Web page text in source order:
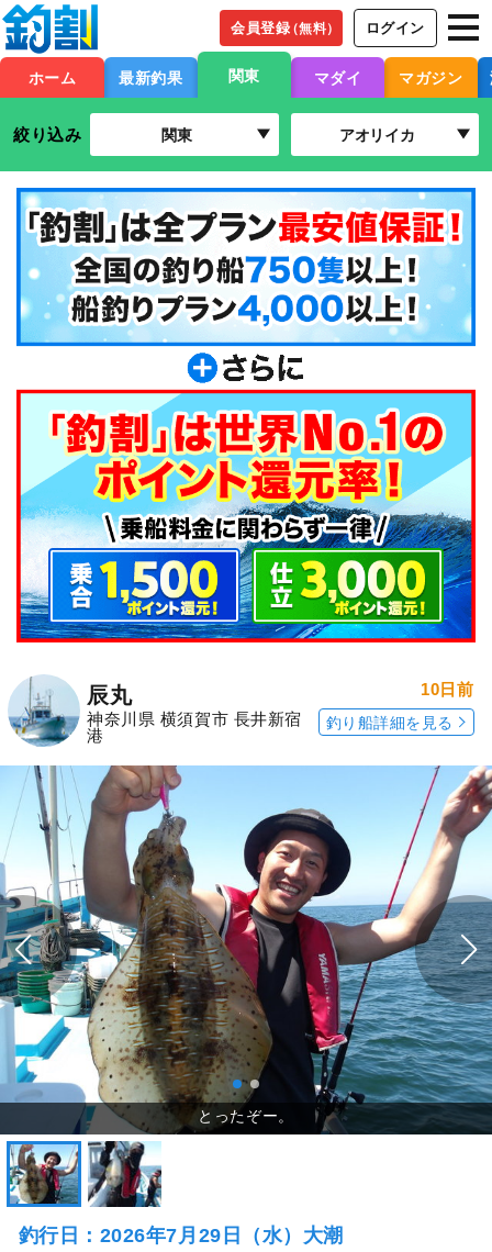
会員登録（無料） ログイン
ホーム 最新釣果 関東 マダイ マガジン
絞り込み 関東 アオリイカ
辰丸
神奈川県 横須賀市 長井新宿
港
10日前
釣り船詳細を見る
釣行日：2026年7月29日（水）大潮